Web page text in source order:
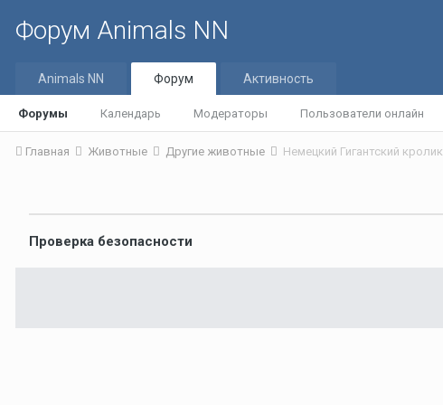
Форум Animals NN
Animals NN Форум
Форумы Календарь Модераторы Пользователи онлайн
Активность
Главная Животные Другие животные Немецкий Гигантский кролик
Проверка безопасности